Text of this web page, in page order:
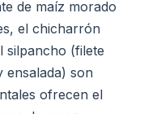
de maíz morado
el chicharrón
silpancho (filete
ensalada) son
ofrecen el